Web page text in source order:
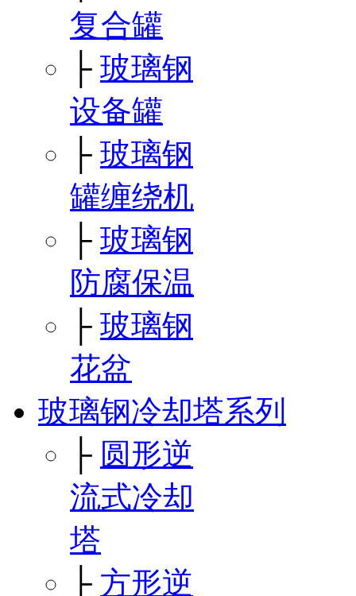
复合罐
├ 玻璃钢
设备罐
├ 玻璃钢
罐缠绕机
├ 玻璃钢
防腐保温
├ 玻璃钢
花盆
玻璃钢冷却塔系列
├ 圆形逆
流式冷却
塔
├ 方形逆